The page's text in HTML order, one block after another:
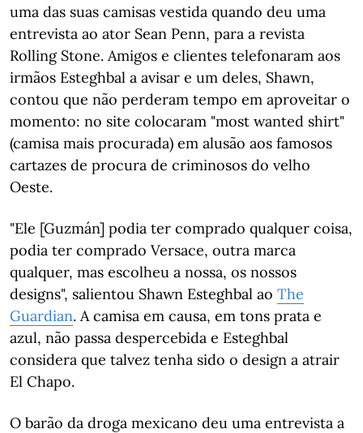
uma das suas camisas vestida quando deu uma
entrevista ao ator Sean Penn, para a revista
Rolling Stone. Amigos e clientes telefonaram aos
irmãos Esteghbal a avisar e um deles, Shawn,
contou que não perderam tempo em aproveitar o
momento: no site colocaram "most wanted shirt"
(camisa mais procurada) em alusão aos famosos
cartazes de procura de criminosos do velho
Oeste.
"Ele [Guzmán] podia ter comprado qualquer coisa,
podia ter comprado Versace, outra marca
qualquer, mas escolheu a nossa, os nossos
designs", salientou Shawn Esteghbal ao The
Guardian. A camisa em causa, em tons prata e
azul, não passa despercebida e Esteghbal
considera que talvez tenha sido o design a atrair
El Chapo.
O barão da droga mexicano deu uma entrevista a